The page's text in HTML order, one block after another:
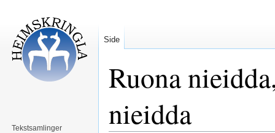
Ruona
nieidda
Side
Tekstsamlinger